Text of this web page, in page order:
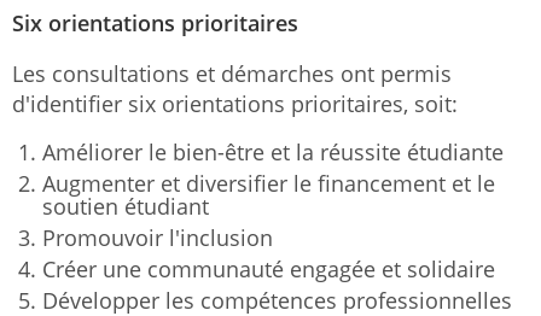
Six orientations prioritaires
Les consultations et démarches ont permis
d'identifier six orientations prioritaires, soit:
Améliorer le bien-être et la réussite étudiante
Augmenter et diversifier le financement et le
soutien étudiant
Promouvoir l'inclusion
Créer une communauté engagée et solidaire
Développer les compétences professionnelles